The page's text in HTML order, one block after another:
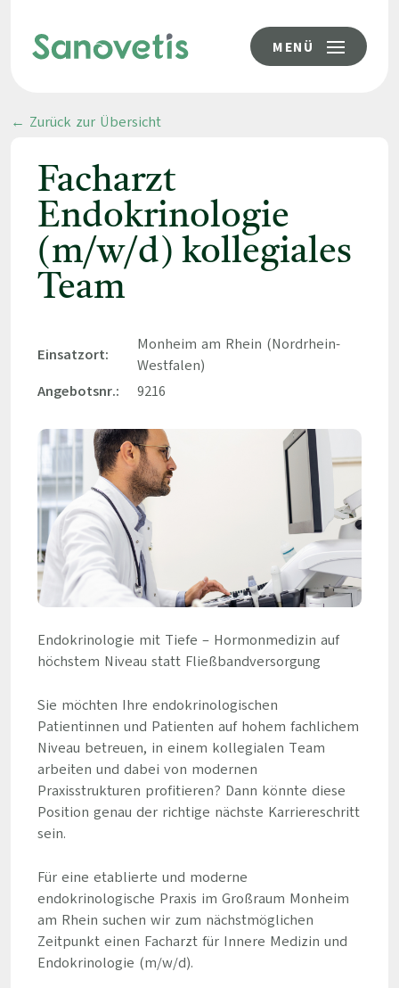
MENÜ
← Zurück zur Übersicht
Facharzt
Endokrinologie
(m/w/d) kollegiales
Team
Einsatzort:
Monheim am Rhein (Nordrhein-
Westfalen)
Angebotsnr.:
9216
Endokrinologie mit Tiefe – Hormonmedizin auf
höchstem Niveau statt Fließbandversorgung
Sie möchten Ihre endokrinologischen
Patientinnen und Patienten auf hohem fachlichem
Niveau betreuen, in einem kollegialen Team
arbeiten und dabei von modernen
Praxisstrukturen profitieren? Dann könnte diese
Position genau der richtige nächste Karriereschritt
sein.
Für eine etablierte und moderne
endokrinologische Praxis im Großraum Monheim
am Rhein suchen wir zum nächstmöglichen
Zeitpunkt einen Facharzt für Innere Medizin und
Endokrinologie (m/w/d).